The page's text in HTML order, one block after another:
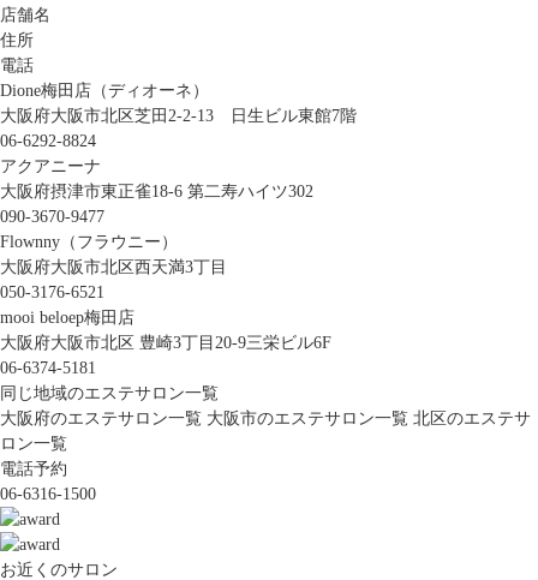
店舗名
住所
電話
Dione梅田店（ディオーネ）
大阪府大阪市北区芝田2-2-13 日生ビル東館7階
06-6292-8824
アクアニーナ
大阪府摂津市東正雀18-6 第二寿ハイツ302
090-3670-9477
Flownny（フラウニー）
大阪府大阪市北区西天満3丁目
050-3176-6521
mooi beloep梅田店
大阪府大阪市北区 豊崎3丁目20-9三栄ビル6F
06-6374-5181
同じ地域のエステサロン一覧
大阪府のエステサロン一覧 大阪市のエステサロン一覧 北区のエステサ
ロン一覧
電話予約
06-6316-1500
お近くのサロン